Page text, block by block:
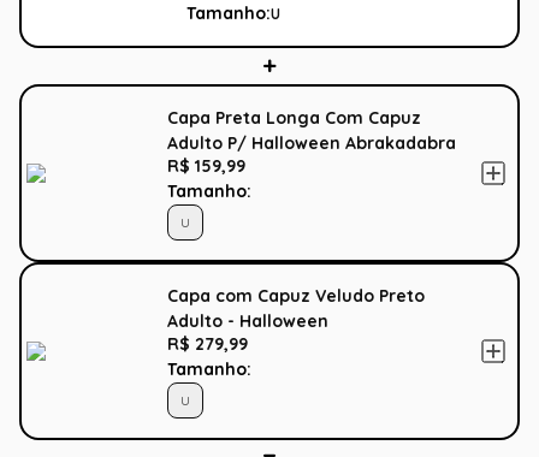
Tamanho:U
Capa Preta Longa Com Capuz
Adulto P/ Halloween Abrakadabra
R$ 159,99
Tamanho:
U
Capa com Capuz Veludo Preto
Adulto - Halloween
R$ 279,99
Tamanho:
U